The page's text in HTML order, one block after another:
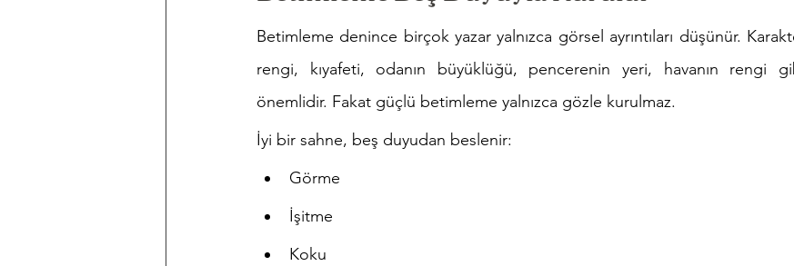
Betimleme denince birçok yazar yalnızca görsel ayrıntıları düşünür.
rengi, kıyafeti, odanın büyüklüğü, pencerenin yeri, havanın rengi
önemlidir. Fakat güçlü betimleme yalnızca gözle kurulmaz.
İyi bir sahne, beş duyudan beslenir:
Görme
İşitme
Koku